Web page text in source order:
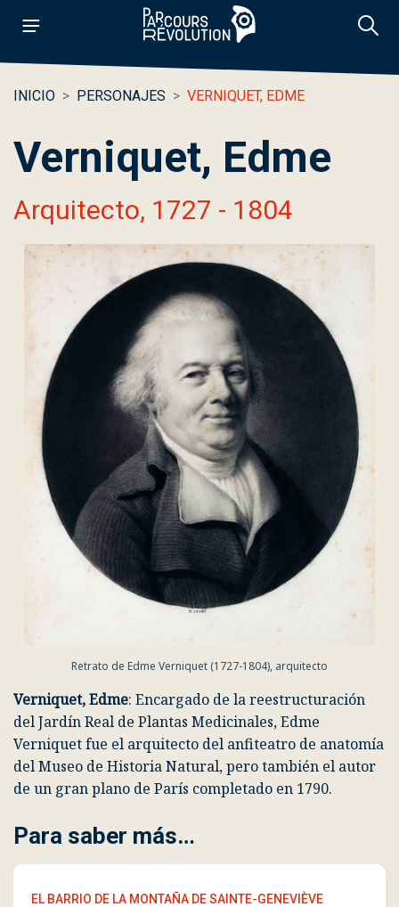
INICIO PERSONAJES VERNIQUET, EDME
Verniquet, Edme
Arquitecto, 1727 - 1804
Retrato de Edme Verniquet (1727-1804), arquitecto
Verniquet, Edme: Encargado de la reestructuración
del Jardín Real de Plantas Medicinales, Edme
Verniquet fue el arquitecto del anfiteatro de anatomía
del Museo de Historia Natural, pero también el autor
de un gran plano de París completado en 1790.
Para saber más…
EL BARRIO DE LA MONTAÑA DE SAINTE-GENEVIÈVE